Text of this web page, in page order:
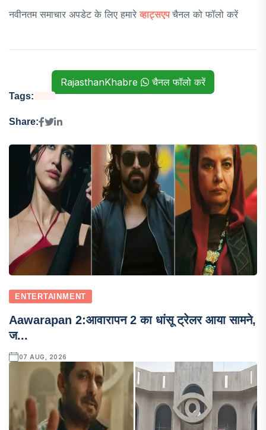
नवीनतम समाचार अपडेट के लिए हमारे व्हाट्सएप चैनल को फॉलो करें
RajasthanKhabre चैनल फॉलो करें
Tags:
Share:
ENTERTAINMENT
Aawarapan 2:आवारापन 2 का धांसू ट्रेलर आया सामने,
ज...
07 AUG, 2026